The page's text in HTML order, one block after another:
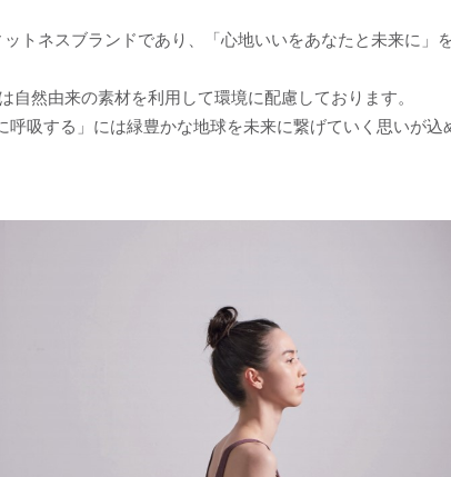
トネスブランドであり、「心地いいをあなたと未来に
自然由来の素材を利用して環境に配慮しております。
吸する」には緑豊かな地球を未来に繋げていく思いが込